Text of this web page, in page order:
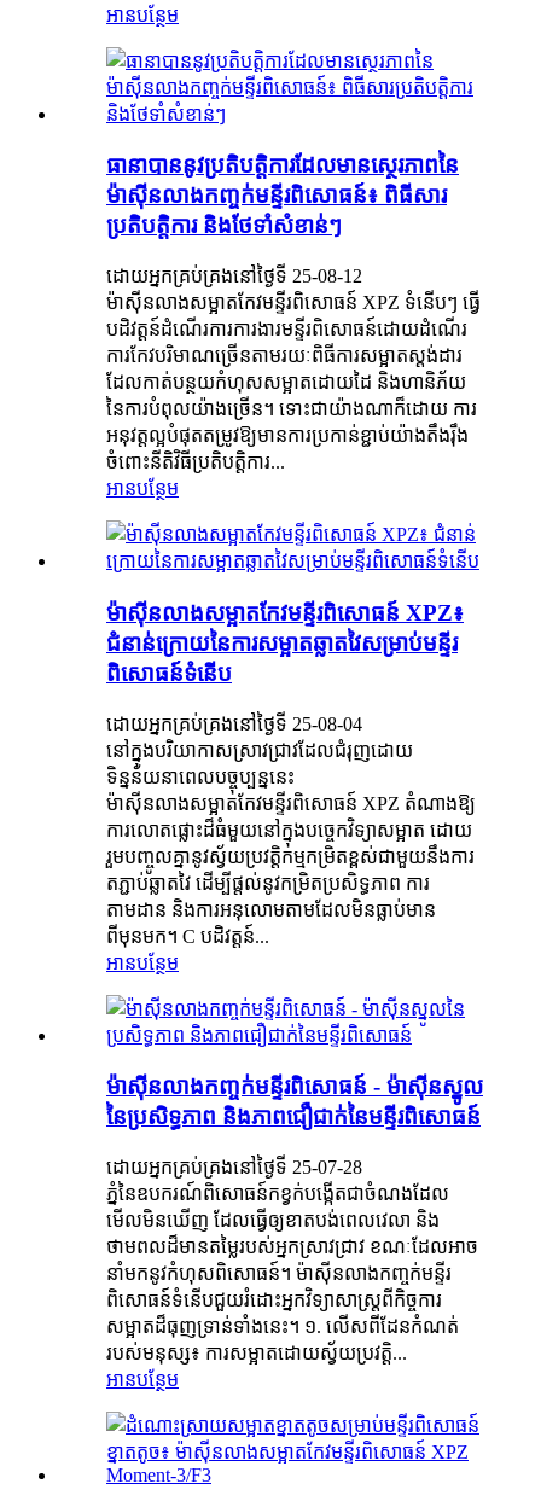
អានបន្ថែម
ធានាបាននូវប្រតិបត្តិការដែលមានស្ថេរភាពនៃ
ម៉ាស៊ីនលាងកញ្ចក់មន្ទីរពិសោធន៍៖ ពិធីសារ
ប្រតិបត្តិការ និងថែទាំសំខាន់ៗ
ដោយអ្នកគ្រប់គ្រងនៅថ្ងៃទី 25-08-12
ម៉ាស៊ីនលាងសម្អាតកែវមន្ទីរពិសោធន៍ XPZ ទំនើបៗ ធ្វើ
បដិវត្តន៍ដំណើរការការងារមន្ទីរពិសោធន៍ដោយដំណើរ
ការកែវបរិមាណច្រើនតាមរយៈពិធីការសម្អាតស្តង់ដារ
ដែលកាត់បន្ថយកំហុសសម្អាតដោយដៃ និងហានិភ័យ
នៃការបំពុលយ៉ាងច្រើន។ ទោះជាយ៉ាងណាក៏ដោយ ការ
អនុវត្តល្អបំផុតតម្រូវឱ្យមានការប្រកាន់ខ្ជាប់យ៉ាងតឹងរ៉ឹង
ចំពោះនីតិវិធីប្រតិបត្តិការ...
អានបន្ថែម
ម៉ាស៊ីនលាងសម្អាតកែវមន្ទីរពិសោធន៍ XPZ៖
ជំនាន់ក្រោយនៃការសម្អាតឆ្លាតវៃសម្រាប់មន្ទីរ
ពិសោធន៍ទំនើប
ដោយអ្នកគ្រប់គ្រងនៅថ្ងៃទី 25-08-04
នៅក្នុងបរិយាកាសស្រាវជ្រាវដែលជំរុញដោយ
ទិន្នន័យនាពេលបច្ចុប្បន្ននេះ
ម៉ាស៊ីនលាងសម្អាតកែវមន្ទីរពិសោធន៍ XPZ តំណាងឱ្យ
ការលោតផ្លោះដ៏ធំមួយនៅក្នុងបច្ចេកវិទ្យាសម្អាត ដោយ
រួមបញ្ចូលគ្នានូវស្វ័យប្រវត្តិកម្មកម្រិតខ្ពស់ជាមួយនឹងការ
តភ្ជាប់ឆ្លាតវៃ ដើម្បីផ្តល់នូវកម្រិតប្រសិទ្ធភាព ការ
តាមដាន និងការអនុលោមតាមដែលមិនធ្លាប់មាន
ពីមុនមក។ C បដិវត្តន៍...
អានបន្ថែម
ម៉ាស៊ីនលាងកញ្ចក់មន្ទីរពិសោធន៍ - ម៉ាស៊ីនស្នូល
នៃប្រសិទ្ធភាព និងភាពជឿជាក់នៃមន្ទីរពិសោធន៍
ដោយអ្នកគ្រប់គ្រងនៅថ្ងៃទី 25-07-28
ភ្នំ​នៃ​ឧបករណ៍​ពិសោធន៍​កខ្វក់​បង្កើត​ជា​ចំណង​ដែល​
មើល​មិន​ឃើញ ដែល​ធ្វើ​ឲ្យ​ខាត​បង់​ពេលវេលា និង​
ថាមពល​ដ៏​មាន​តម្លៃ​របស់​អ្នក​ស្រាវជ្រាវ ខណៈ​ដែល​អាច​
នាំ​មក​នូវ​កំហុស​ពិសោធន៍។ ម៉ាស៊ីន​លាង​កញ្ចក់​មន្ទីរ
ពិសោធន៍​ទំនើប​ជួយ​រំដោះ​អ្នកវិទ្យាសាស្ត្រ​ពី​កិច្ចការ​
សម្អាត​ដ៏​ធុញទ្រាន់​ទាំងនេះ។ ១. លើស​ពី​ដែន​កំណត់​
របស់​មនុស្ស៖ ការ​សម្អាត​ដោយ​ស្វ័យប្រវត្តិ...
អានបន្ថែម